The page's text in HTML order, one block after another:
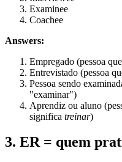
Examinee
Coachee
Answers:
Empregado (pessoa
Entrevistado (pessoa
Pessoa sendo
"examinar")
Aprendiz ou aluno
significa treinar)
3. ER = quem